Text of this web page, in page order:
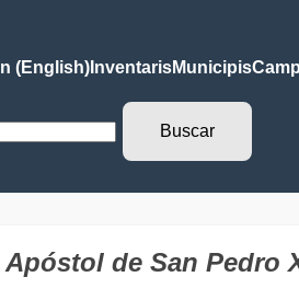
(English)InventarisMunicipis
de San Pedro